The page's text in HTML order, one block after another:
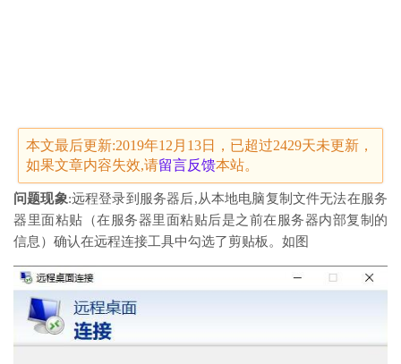
本文最后更新:2019年12月13日，已超过2429天未更新，
如果文章内容失效,请留言反馈本站。
问题现象:远程登录到服务器后,从本地电脑复制文件无法在服务
器里面粘贴（在服务器里面粘贴后是之前在服务器内部复制的
信息）确认在远程连接工具中勾选了剪贴板。如图